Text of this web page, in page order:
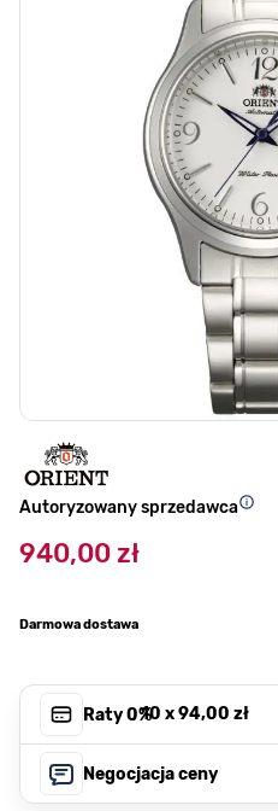
Autoryzowany sprzedawca
940,00 zł
Darmowa dostawa
Raty 0%, 10 x94,00 zł
Negocjacja ceny